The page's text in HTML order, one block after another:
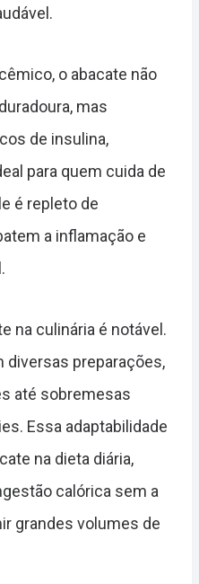
o abacate não
mas
de insulina,
para quem cuida de
é repleto de
a inflamação e
na culinária é notável.
diversas preparações,
até sobremesas
Essa adaptabilidade
na dieta diária,
calórica sem a
grandes volumes de